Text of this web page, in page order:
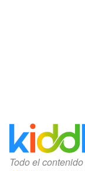
Todo el